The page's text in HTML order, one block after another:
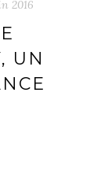
2016
UN